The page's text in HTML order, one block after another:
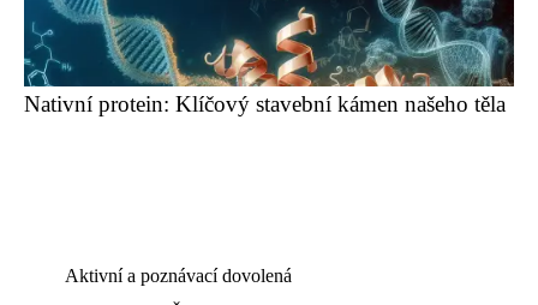
Nativní protein: Klíčový stavební kámen našeho těla
Aktivní a poznávací dovolená